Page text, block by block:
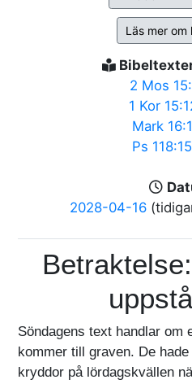
Läs mer om
2 Mos
1 Kor
Mark
Ps
2028-04-16
Söndagens text handlar om
kommer till graven. De
kryddor på lördagskvällen